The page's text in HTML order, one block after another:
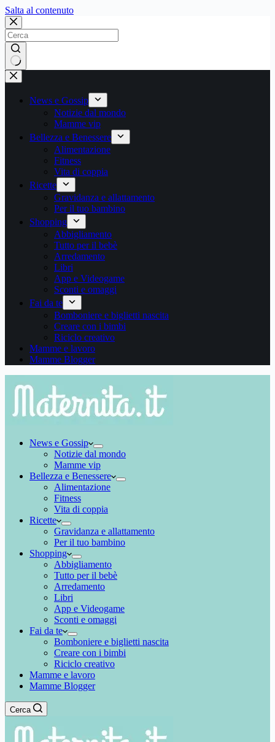
Salta al contenutoSalta
contenuto
Nessun
risultato
News e Gossip
Notizie dal mondo
Mamme vip
Bellezza e Benessere
Alimentazione
Fitness
Vita di coppia
Ricette
Gravidanza e allattamento
Per il tuo bambino
Shopping
Abbigliamento
Tutto per il bebè
Arredamento
Libri
App e Videogame
Sconti e omaggi
Fai da te
Bomboniere e biglietti nascita
Creare con i bimbi
Riciclo creativo
Mamme e lavoro
Mamme Blogger
News e Gossip
Notizie dal mondo
Mamme vip
Bellezza e Benessere
Alimentazione
Fitness
Vita di coppia
Ricette
Gravidanza e allattamento
Per il tuo bambino
Shopping
Abbigliamento
Tutto per il bebè
Arredamento
Libri
App e Videogame
Sconti e omaggi
Fai da te
Bomboniere e biglietti nascita
Creare con i bimbi
Riciclo creativo
Mamme e lavoro
Mamme Blogger
Cerca